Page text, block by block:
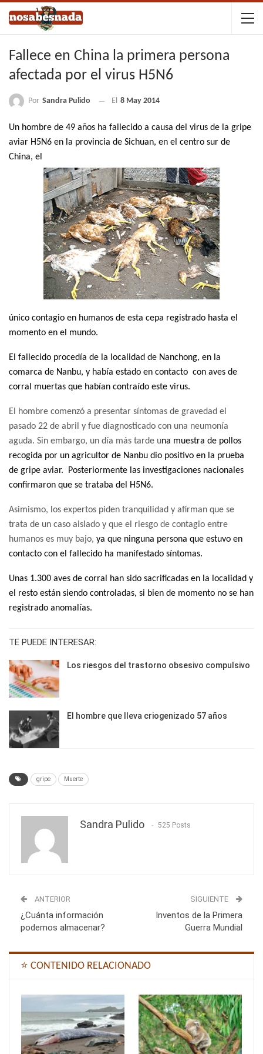
Fallece en China la primera persona
afectada por el virus H5N6
Por Sandra Pulido El 8 May 2014
Un hombre de 49 años ha fallecido a causa del virus de la gripe
aviar H5N6 en la provincia de Sichuan, en el centro sur de
China, el
único contagio en humanos de esta cepa registrado hasta el
momento en el mundo.
El fallecido procedía de la localidad de Nanchong, en la
comarca de Nanbu, y había estado en contacto con aves de
corral muertas que habían contraído este virus.
El hombre comenzó a presentar síntomas de gravedad el
pasado 22 de abril y fue diagnosticado con una neumonía
aguda. Sin embargo, un día más tarde una muestra de pollos
recogida por un agricultor de Nanbu dio positivo en la prueba
de gripe aviar. Posteriormente las investigaciones nacionales
confirmaron que se trataba del H5N6.
Asimismo, los expertos piden tranquilidad y afirman que se
trata de un caso aislado y que el riesgo de contagio entre
humanos es muy bajo, ya que ninguna persona que estuvo en
contacto con el fallecido ha manifestado síntomas.
Unas 1.300 aves de corral han sido sacrificadas en la localidad y
el resto están siendo controladas, si bien de momento no se han
registrado anomalías.
TE PUEDE INTERESAR:
Los riesgos del trastorno obsesivo compulsivo
El hombre que lleva criogenizado 57 años
gripe Muerte
Sandra Pulido 525 Posts
ANTERIOR
¿Cuánta información
podemos almacenar?
SIGUIENTE
Inventos de la Primera
Guerra Mundial
⭐ CONTENIDO RELACIONADO